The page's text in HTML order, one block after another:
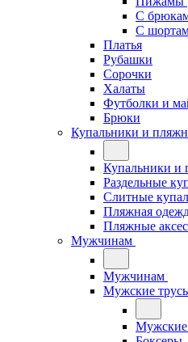
С
С
Платья
Рубашки
Сорочки
Халаты
Футболки и
Брюки
Купальники и
Купальники и
Раздельные
Слитные
Пляжная
Пляжные
Мужчинам
Мужчинам
Мужские
Мужские